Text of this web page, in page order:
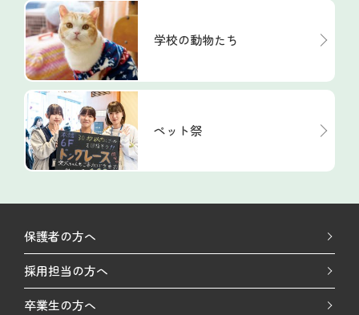
学校の動物たち
ペット祭
保護者の方へ
採用担当の方へ
卒業生の方へ